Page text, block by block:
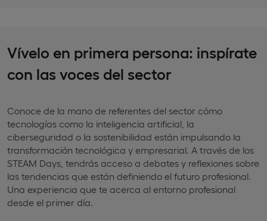
Vívelo en primera persona: inspírate
con las voces del sector
Conoce de la mano de referentes del sector cómo
tecnologías como la inteligencia artificial, la
ciberseguridad o la sostenibilidad están impulsando la
transformación tecnológica y empresarial. A través de los
STEAM Days, tendrás acceso a debates y reflexiones sobre
las tendencias que están definiendo el futuro profesional.
Una experiencia que te acerca al entorno profesional
desde el primer día.